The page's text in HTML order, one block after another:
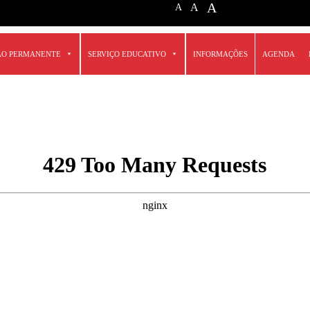
A A A
PERMANENTE SERVIÇO EDUCATIVO INFORMAÇÕES AGENDA